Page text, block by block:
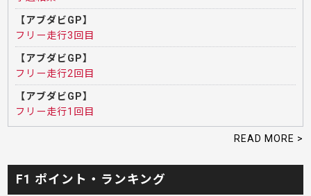
【アブダビGP】
フリー走行3回目
【アブダビGP】
フリー走行2回目
【アブダビGP】
フリー走行1回目
READ MORE >
F1 ポイント・ランキング